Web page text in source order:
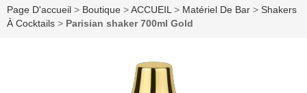
Page D'accueil > Boutique > ACCUEIL> Matériel De Bar > Shakers
À Cocktails > Parisian shaker 700ml Gold